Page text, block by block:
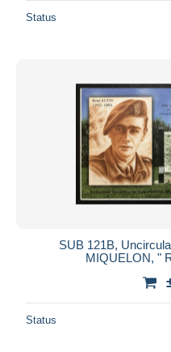
Status
SUB 121B,
MIQUELON, "
Status